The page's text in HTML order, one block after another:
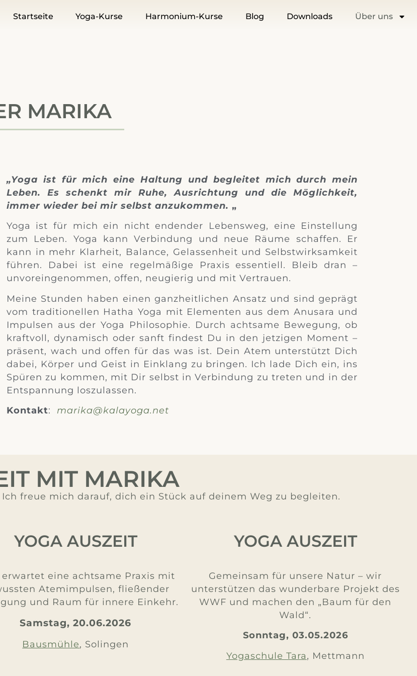
Startseite Yoga-Kurse Harmonium-Kurse Blog Downloads Über uns
MARIKA
„Yoga ist für mich eine Haltung und begleitet mich durch mein
Leben. Es schenkt mir Ruhe, Ausrichtung und die Möglichkeit,
immer wieder bei mir selbst anzukommen. „
Yoga ist für mich ein nicht endender Lebensweg, eine Einstellung
zum Leben. Yoga kann Verbindung und neue Räume schaffen. Er
kann in mehr Klarheit, Balance, Gelassenheit und Selbstwirksamkeit
führen. Dabei ist eine regelmäßige Praxis essentiell. Bleib dran –
unvoreingenommen, offen, neugierig und mit Vertrauen.
Meine Stunden haben einen ganzheitlichen Ansatz und sind geprägt
vom traditionellen Hatha Yoga mit Elementen aus dem Anusara und
Impulsen aus der Yoga Philosophie. Durch achtsame Bewegung, ob
kraftvoll, dynamisch oder sanft findest Du in den jetzigen Moment –
präsent, wach und offen für das was ist. Dein Atem unterstützt Dich
dabei, Körper und Geist in Einklang zu bringen. Ich lade Dich ein, ins
Spüren zu kommen, mit Dir selbst in Verbindung zu treten und in der
Entspannung loszulassen.
Kontakt: marika@kalayoga.net
MIT MARIKA
freue mich darauf, dich ein Stück auf deinem Weg zu begleiten.
YOGA AUSZEIT YOGA AUSZEIT
erwartet eine achtsame Praxis mit
Atemimpulsen, fließender
und Raum für innere Einkehr.
Samstag, 20.06.2026
Bausmühle, Solingen
Gemeinsam für unsere Natur – wir
unterstützen das wunderbare Projekt des
WWF und machen den „Baum für den
Wald“.
Sonntag, 03.05.2026
Yogaschule Tara, Mettmann